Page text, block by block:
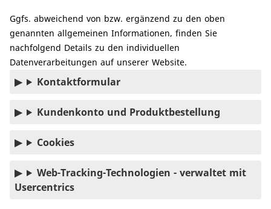
Ggfs. abweichend von bzw. ergänzend zu den oben
genannten allgemeinen Informationen, finden Sie
nachfolgend Details zu den individuellen
Datenverarbeitungen auf unserer Website.
Kontaktformular
Kundenkonto und Produktbestellung
Cookies
Web-Tracking-Technologien - verwaltet mit
Usercentrics